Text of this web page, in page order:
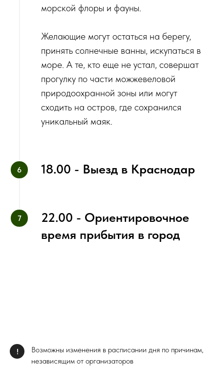
морской флоры и фауны.
‌Желающие могут остаться на берегу,
принять солнечные ванны, искупаться в
море. А те, кто еще не устал, совершат
прогулку по части можжевеловой
природоохранной зоны или могут
сходить на остров, где сохранился
уникальный маяк.
18.00 - Выезд в Краснодар
22.00 - Ориентировочное
время прибытия в город
!
Возможны изменения в расписании дня по причинам,
независящим от организаторов